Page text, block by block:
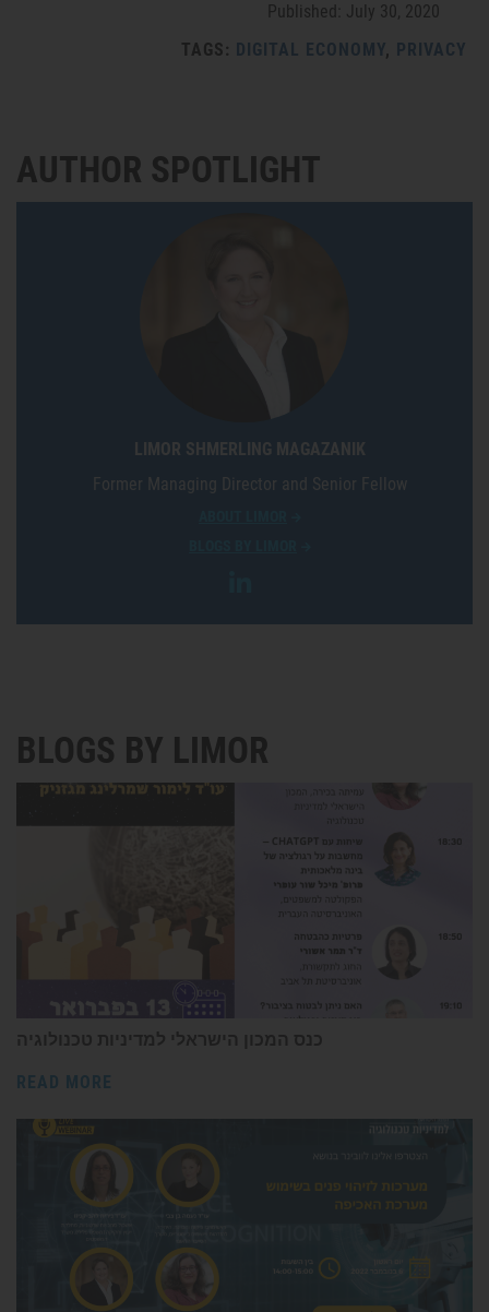
Published: July 30, 2020
TAGS: DIGITAL ECONOMY, PRIVACY
AUTHOR SPOTLIGHT
LIMOR SHMERLING MAGAZANIK
Former Managing Director and Senior Fellow
BLOGS BY LIMOR
READ MORE